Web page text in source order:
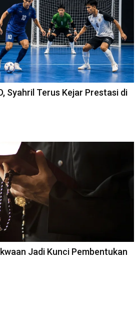
Syahril Terus Kejar Prestasi di
Jadi Kunci Pembentukan